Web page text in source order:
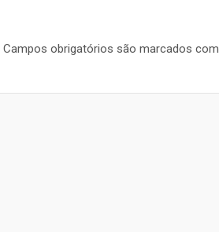
Campos obrigatórios são marcados com